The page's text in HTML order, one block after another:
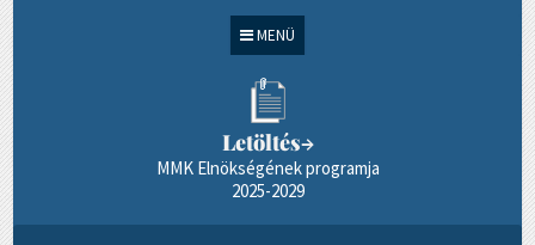
MENÜ
Letöltés→
MMK Elnökségének programja
2025-2029